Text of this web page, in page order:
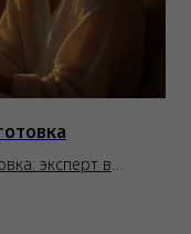
эксперт в